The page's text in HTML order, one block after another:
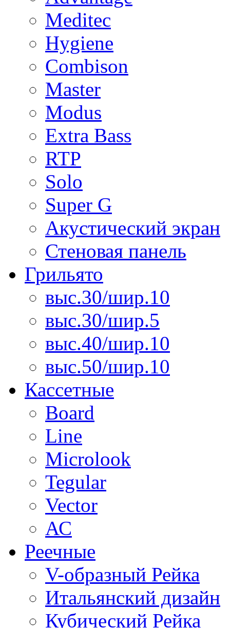
Meditec
Hygiene
Combison
Master
Modus
Extra Bass
RTP
Solo
Super G
Акустический экран
Стеновая панель
Грильято
выс.30/шир.10
выс.30/шир.5
выс.40/шир.10
выс.50/шир.10
Кассетные
Board
Line
Microlook
Tegular
Vector
АС
Реечные
V-образный Рейка
Итальянский дизайн
Кубический Рейка